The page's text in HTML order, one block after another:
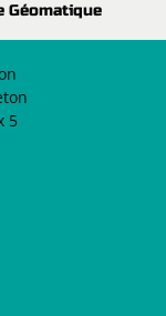
Géomatique
5